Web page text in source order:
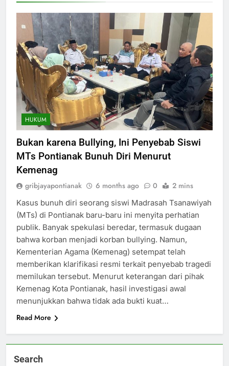
HUKUM
Bukan karena Bullying, Ini Penyebab Siswi
MTs Pontianak Bunuh Diri Menurut
Kemenag
gribjayapontianak 6 months ago 0 2 mins
Kasus bunuh diri seorang siswi Madrasah Tsanawiyah
(MTs) di Pontianak baru-baru ini menyita perhatian
publik. Banyak spekulasi beredar, termasuk dugaan
bahwa korban menjadi korban bullying. Namun,
Kementerian Agama (Kemenag) setempat telah
memberikan klarifikasi resmi terkait penyebab tragedi
memilukan tersebut. Menurut keterangan dari pihak
Kemenag Kota Pontianak, hasil investigasi awal
menunjukkan bahwa tidak ada bukti kuat…
Read More
Search